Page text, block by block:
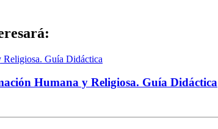
Humana y Religiosa. Guía Didáctica